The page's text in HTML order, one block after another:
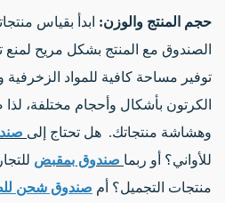
حجم المنتج والوزن: ابدأ بقياس
الصندوق مع المنتج بشكل مريح لمنع
توفير مساحة كافية للمواد الزخرفية
الكرتون بأشكال وأحجام مختلفة،
وهشاشة منتجاتك. هل تحتاج إلى
للأواني؟ أو ربما صندوق بمقبض
منتجات التجميل؟ أم صندوق شحن